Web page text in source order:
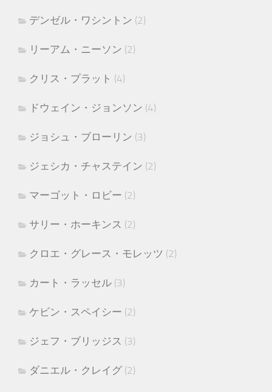
デンゼル・ワシントン (2)
リーアム・ニーソン (2)
クリス・プラット (4)
ドウェイン・ジョンソン (4)
ジョシュ・ブローリン (3)
ジェシカ・チャステイン (2)
マーゴット・ロビー (2)
サリー・ホーキンス (2)
クロエ・グレース・モレッツ (2)
カート・ラッセル (3)
ケビン・スペイシー (2)
ジェフ・ブリッジス (3)
ダニエル・クレイグ (2)